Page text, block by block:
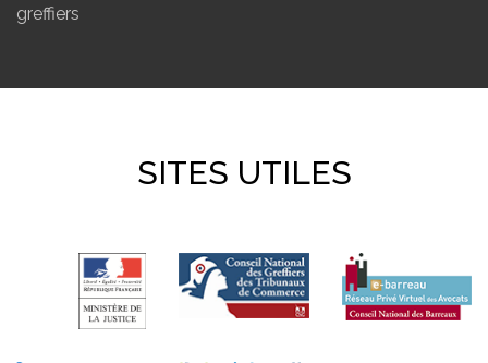
greffiers
SITES UTILES